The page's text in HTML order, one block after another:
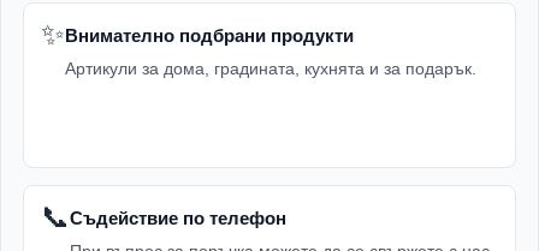
✨Внимателно подбрани продукти
Артикули за дома, градината, кухнята и за подарък.
📞Съдействие по телефон